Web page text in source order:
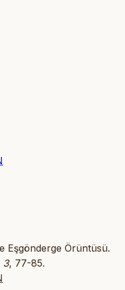
Eşgönderge Örüntüsü.
3, 77-85.